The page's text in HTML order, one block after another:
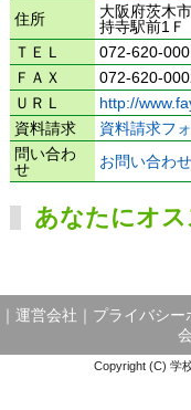
住所
大阪府茨木
持寺駅前1Ｆ
ＴＥＬ
072-620-
ＦＡＸ
072-620-
ＵＲＬ
http://
資料請求
資料請求フ
問い合わ
せ
お問い合わ
あなたにオ
運営会社 プライバシー
Copyright (C) 学